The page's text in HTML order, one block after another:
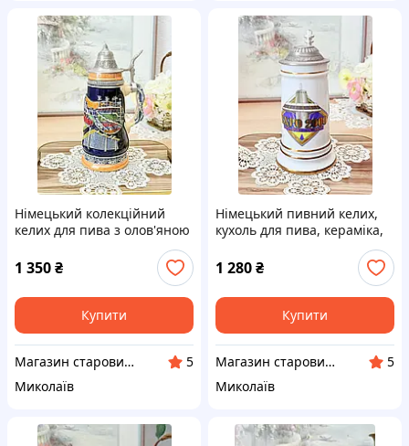
Німецький колекційний
келих для пива з олов'яною
Hannover", Німеччина
1 350₴
Купити
Магазин старовини та вінтажу "Антикварна лавка"
5
Миколаїв
Німецький пивний келих,
кухоль для пива, кераміка,
Німеччина, Hannover 2000
1 280₴
Купити
Магазин старовини та вінтажу "Антикварна лавка"
5
Миколаїв